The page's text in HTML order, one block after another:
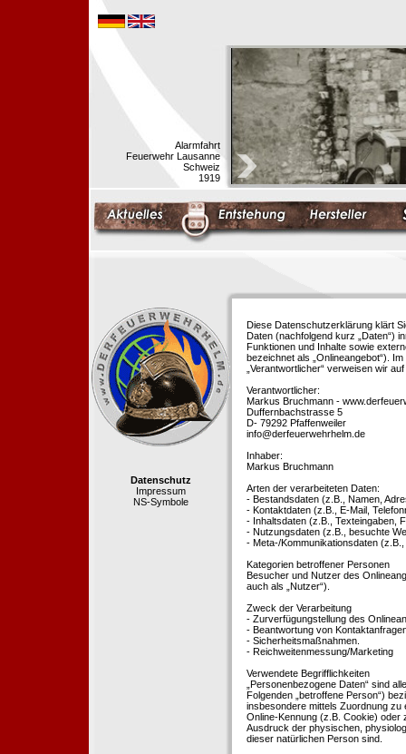
Alarmfahrt
Feuerwehr Lausanne
Schweiz
1919
Datenschutz
Impressum
NS-Symbole
Diese Datenschutzerklärung klärt
Daten (nachfolgend kurz „Daten“)
Funktionen und Inhalte sowie
bezeichnet als „Onlineangebot“).
„Verantwortlicher“ verweisen wir
Verantwortlicher:
Markus Bruchmann -
Duffernbachstrasse 5
D- 79292 Pfaffenweiler
info@derfeuerwehrhelm.de
Inhaber:
Markus Bruchmann
Arten der verarbeiteten Daten:
- Bestandsdaten (z.B., Namen,
- Kontaktdaten (z.B., E-Mail,
- Inhaltsdaten (z.B., Texteingaben,
- Nutzungsdaten (z.B., besuchte
- Meta-/Kommunikationsdaten
Kategorien betroffener Personen
Besucher und Nutzer des
auch als „Nutzer“).
Zweck der Verarbeitung
- Zurverfügungstellung des
- Beantwortung von
- Sicherheitsmaßnahmen.
- Reichweitenmessung/Marketing
Verwendete Begrifflichkeiten
„Personenbezogene Daten“ sind
Folgenden „betroffene Person“)
insbesondere mittels Zuordnung zu
Online-Kennung (z.B. Cookie) oder
Ausdruck der physischen,
dieser natürlichen Person sind.